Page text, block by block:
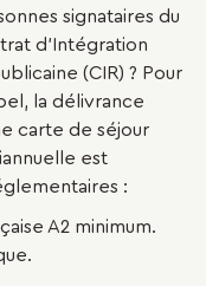
signataires du
d'Intégration
(CIR) ? Pour
la délivrance
carte de séjour
est
:
A2 minimum.